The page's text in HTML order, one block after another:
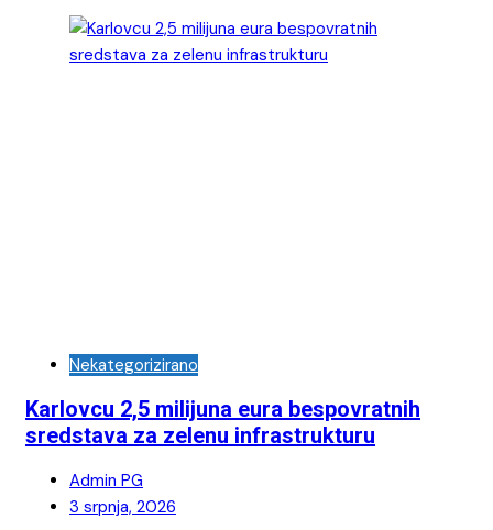
Nekategorizirano
Karlovcu 2,5 milijuna eura bespovratnih
sredstava za zelenu infrastrukturu
Admin PG
3 srpnja, 2026